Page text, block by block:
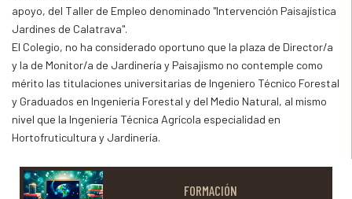
apoyo, del Taller de Empleo denominado "Intervención Paisajística
Jardines de Calatrava".
El Colegio, no ha considerado oportuno que la plaza de Director/a
y la de Monitor/a de Jardinería y Paisajismo no contemple como
mérito las titulaciones universitarias de Ingeniero Técnico Forestal
y Graduados en Ingeniería Forestal y del Medio Natural, al mismo
nivel que la Ingeniería Técnica Agrícola especialidad en
Hortofruticultura y Jardinería.
FORMACIÓN